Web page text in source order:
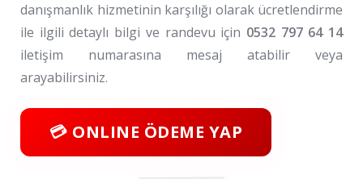
danışmanlık hizmetinin karşılığı olarak ücretlendirme
ile ilgili detaylı bilgi ve randevu için 0532 797 64 14
iletişim numarasına mesaj atabilir veya
arayabilirsiniz.
💳 ONLINE ÖDEME YAP